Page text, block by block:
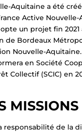
Aquitaine a été
Active
un projet fin 2021
de Bordeaux
Nouvelle-Aquitaine.
en Société
Collectif (SCIC) en
MISSIONS
responsabilité de la